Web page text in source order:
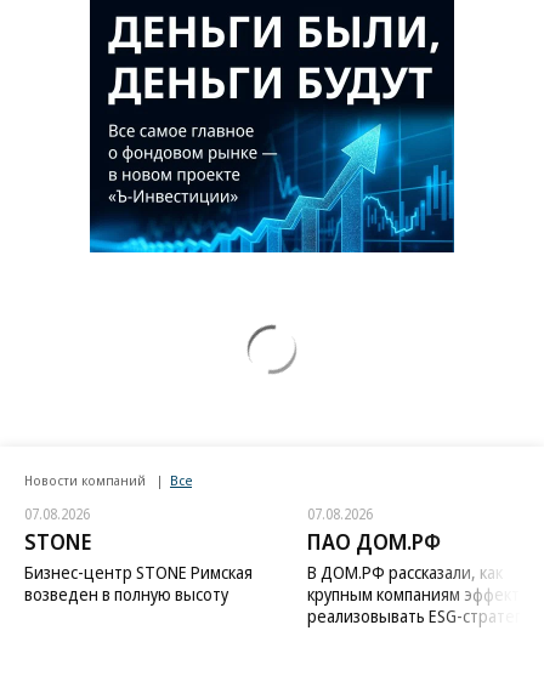
Новости компаний Все
07.08.2026
STONE
Бизнес-центр STONE Римская
возведен в полную высоту
07.08.2026
ПАО ДОМ.РФ
В ДОМ.РФ рассказали, как
крупным компаниям
реализовывать ESG-стратегию